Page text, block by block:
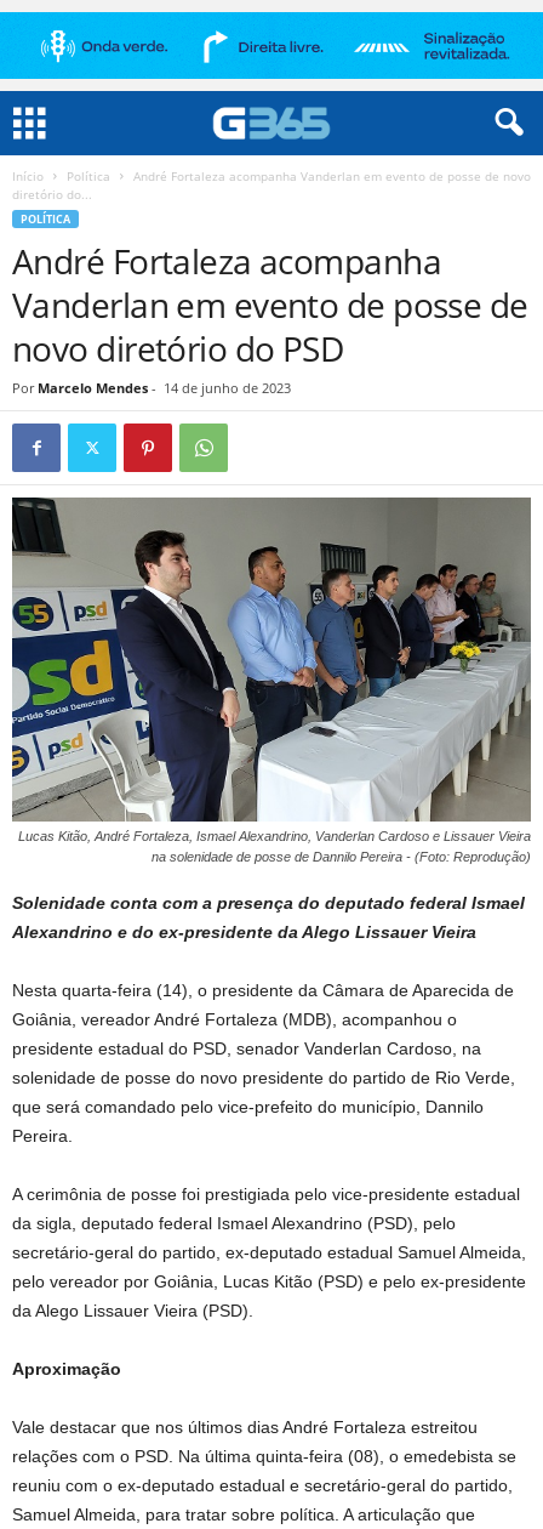
Início Política
André Fortaleza acompanha Vanderlan em evento de posse de novo
diretório do...
POLÍTICA
André Fortaleza acompanha
Vanderlan em evento de posse de
novo diretório do PSD
Por Marcelo Mendes - 14 de junho de 2023
Lucas Kitão, André Fortaleza, Ismael Alexandrino, Vanderlan Cardoso e Lissauer Vieira
na solenidade de posse de Dannilo Pereira - (Foto: Reprodução)
Solenidade conta com a presença do deputado federal Ismael
Alexandrino e do ex-presidente da Alego Lissauer Vieira
Nesta quarta-feira (14), o presidente da Câmara de Aparecida de
Goiânia, vereador André Fortaleza (MDB), acompanhou o
presidente estadual do PSD, senador Vanderlan Cardoso, na
solenidade de posse do novo presidente do partido de Rio Verde,
que será comandado pelo vice-prefeito do município, Dannilo
Pereira.
A cerimônia de posse foi prestigiada pelo vice-presidente estadual
da sigla, deputado federal Ismael Alexandrino (PSD), pelo
secretário-geral do partido, ex-deputado estadual Samuel Almeida,
pelo vereador por Goiânia, Lucas Kitão (PSD) e pelo ex-presidente
da Alego Lissauer Vieira (PSD).
Aproximação
Vale destacar que nos últimos dias André Fortaleza estreitou
relações com o PSD. Na última quinta-feira (08), o emedebista se
reuniu com o ex-deputado estadual e secretário-geral do partido,
Samuel Almeida, para tratar sobre política. A articulação que